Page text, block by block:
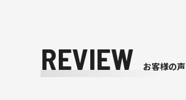
REVIEW お客様の声